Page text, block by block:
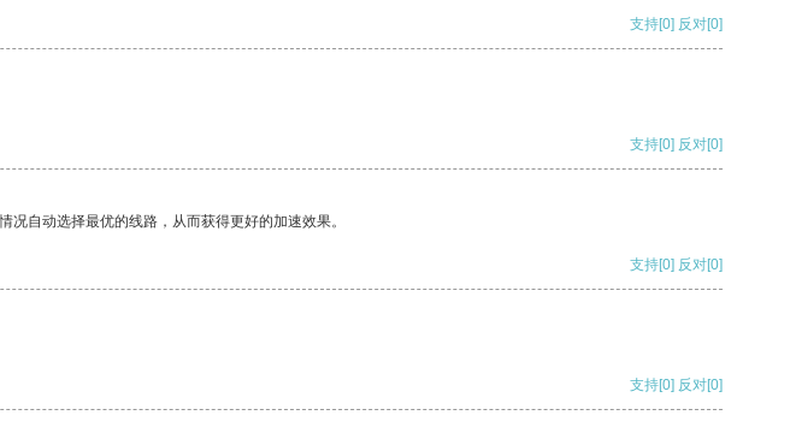
支持[0] 反对[0]
支持[0] 反对[0]
自动选择最优的线路，从而获得更好的加速效果。
支持[0] 反对[0]
支持[0] 反对[0]